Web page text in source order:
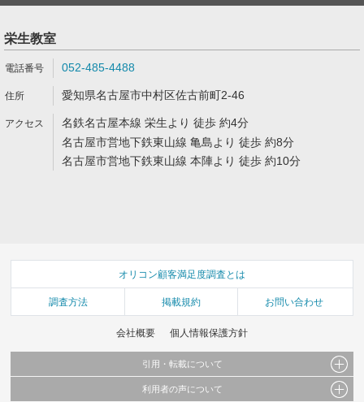
栄生教室
052-485-4488
愛知県名古屋市中村区佐古前町2-46
名鉄名古屋本線 栄生より 徒歩 約4分
名古屋市営地下鉄東山線 亀島より 徒歩 約8分
名古屋市営地下鉄東山線 本陣より 徒歩 約10分
オリコン顧客満足度調査とは
調査方法 掲載規約 お問い合わせ
会社概要 個人情報保護方針
引用・転載について
当サイトで公開されている情報（文字、写真、イラスト、画像データ等）及びこれらの配
利用者の声について